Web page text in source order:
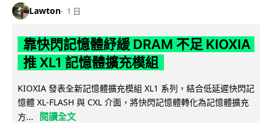
Lawton 1 日
靠快閃記憶體紓緩 DRAM 不足 KIOXIA
推 XL1 記憶體擴充模組
KIOXIA 發表全新記憶體擴充模組 XL1 系列，結合低延遲快閃記
憶體 XL-FLASH 與 CXL 介面，將快閃記憶體轉化為記憶體擴充
方...
閱讀全文